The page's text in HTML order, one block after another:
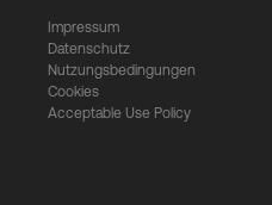
Impressum
Datenschutz
Nutzungsbedingungen
Cookies
Acceptable Use Policy